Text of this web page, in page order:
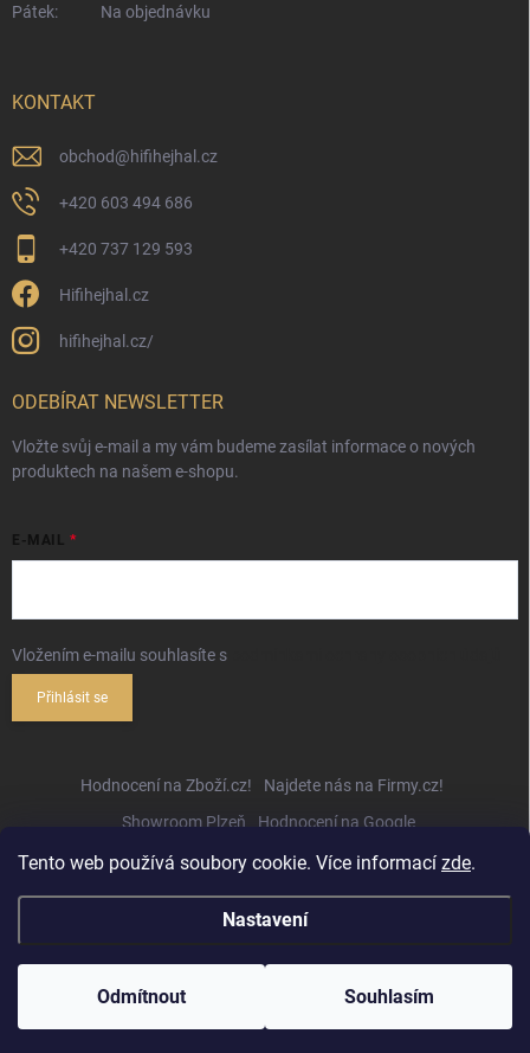
Tento web používá soubory cookie. Více informací zde.
Nastavení
Odmítnout Souhlasím
Pátek:
Na objednávku
KONTAKT
obchod@hifihejhal.cz
+420 603 494 686
+420 737 129 593
Hifihejhal.cz
hifihejhal.cz/
ODEBÍRAT NEWSLETTER
Vložte svůj e-mail a my vám budeme zasílat informace o nových
produktech na našem e-shopu.
E-MAIL
Vložením e-mailu souhlasíte s
Přihlásit se
Hodnocení na Zboží.cz!
Najdete nás na Firmy.cz!
Showroom Plzeň
Hodnocení na Google
Copyright 2026Hifihejhal.cz. Všechna práva vyhrazena.Upravit nastavení